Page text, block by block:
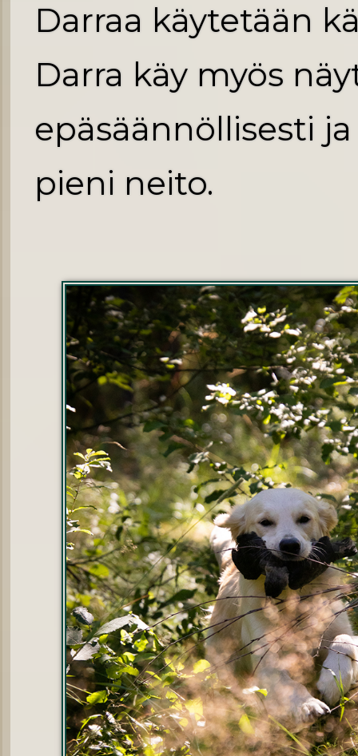
Darraa käytetään
Darra käy myös
epäsäännöllisesti
pieni neito.